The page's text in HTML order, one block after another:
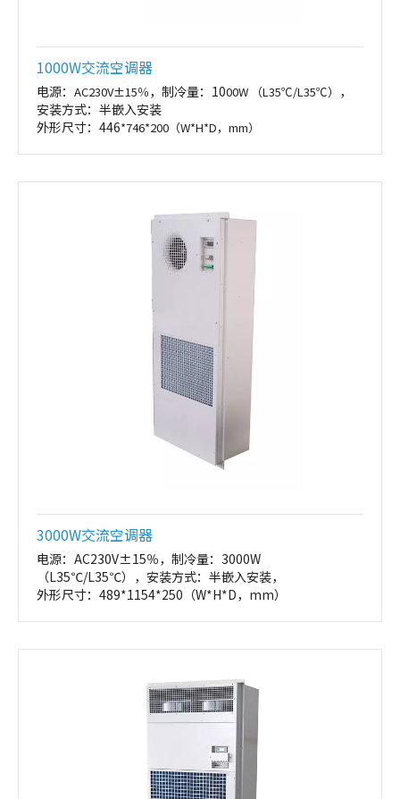
1000W交流空调器
电源： AC230V±15％，制冷量：1000W （L35℃/L35℃） ，
安装方式：半嵌入安装
外形尺寸：446*746*200（W*H*D，mm）
3000W交流空调器
电源：AC230V±15％，制冷量：3000W
（L35℃/L35℃），安装方式：半嵌入安装，
外形尺寸：489*1154*250（W*H*D，mm）